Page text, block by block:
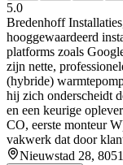
5.0
Bredenhoff
hooggewaardeerd
platforms zoals
zijn nette,
(hybride)
hij zich onderscheidt
en een keurige
CO, eerste monteur
vakwerk dat door
Nieuwstad 28,